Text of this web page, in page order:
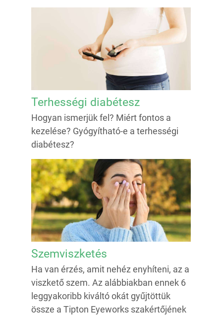
Terhességi diabétesz
Hogyan ismerjük fel? Miért fontos a
kezelése? Gyógyítható-e a terhességi
diabétesz?
Szemviszketés
Ha van érzés, amit nehéz enyhíteni, az a
viszkető szem. Az alábbiakban ennek 6
leggyakoribb kiváltó okát gyűjtöttük
össze a Tipton Eyeworks szakértőjének